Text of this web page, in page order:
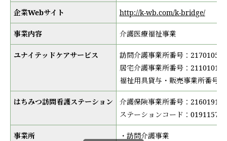
企業Webサイト http://k-wb.com/k-bridge/
事業内容 介護医療福祉事業
ユナイテッドケアサービス
訪問介護事業所番号：
居宅介護事業所番号：
福祉用具貸与・販売事業所番号
はちみつ訪問看護ステーション
介護保険事業所番号：
ステーションコード：0191157
事業所
・訪問介護事業